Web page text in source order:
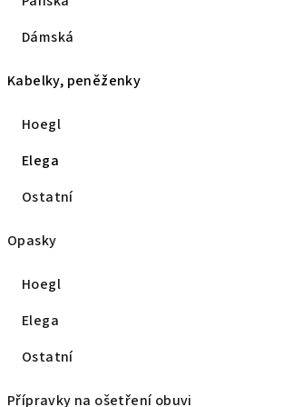
Dámská
Kabelky, peněženky
Hoegl
Elega
Ostatní
Opasky
Hoegl
Elega
Ostatní
Přípravky na ošetření obuvi